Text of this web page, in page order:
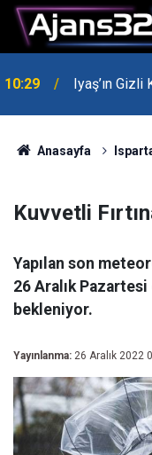
10:29 Iyaş’ın Gizli
00:52 Isparta'da
Anasayfa
Kuvvetli
Yapılan son
26 Aralık
bekleniyor.
Yayınlanma: 26 Aralık 2022